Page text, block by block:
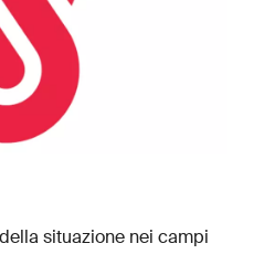
situazione nei campi